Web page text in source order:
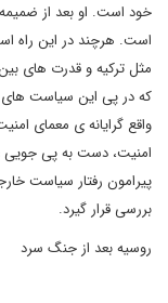
خود است. او بعد از
است. هرچند در این راه
مثل ترکیه و قدرت های
که در پی این سیاست های
واقع گرایانه ی معمای
امنیت، دست به پی جویی
پیرامون رفتار سیاست
بررسی قرار گیرد.
روسیه بعد از جنگ سرد